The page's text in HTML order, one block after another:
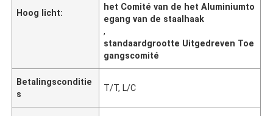
Hoog licht:
het Comité van de het Aluminiumto
egang van de staalhaak
,
standaardgrootte Uitgedreven Toe
gangscomité
Betalingsconditie
s
T/T, L/C